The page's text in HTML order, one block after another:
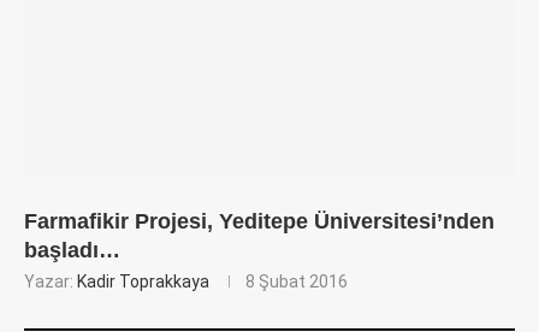
Farmafikir Projesi, Yeditepe Üniversitesi’nden
başladı…
Yazar: Kadir Toprakkaya 8 Şubat 2016